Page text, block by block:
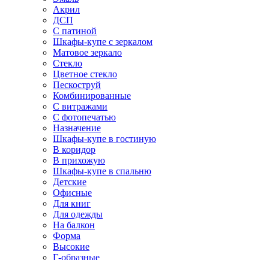
Акрил
ДСП
С патиной
Шкафы-купе с зеркалом
Матовое зеркало
Стекло
Цветное стекло
Пескоструй
Комбинированные
С витражами
С фотопечатью
Назначение
Шкафы-купе в гостиную
В коридор
В прихожую
Шкафы-купе в спальню
Детские
Офисные
Для книг
Для одежды
На балкон
Форма
Высокие
Г-образные